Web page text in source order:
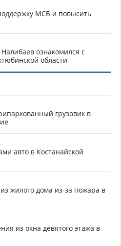
МСБ и повысить
ознакомился с
области
грузовик в
авто в Костанайской
жилого дома из-за пожара в
из окна девятого этажа в